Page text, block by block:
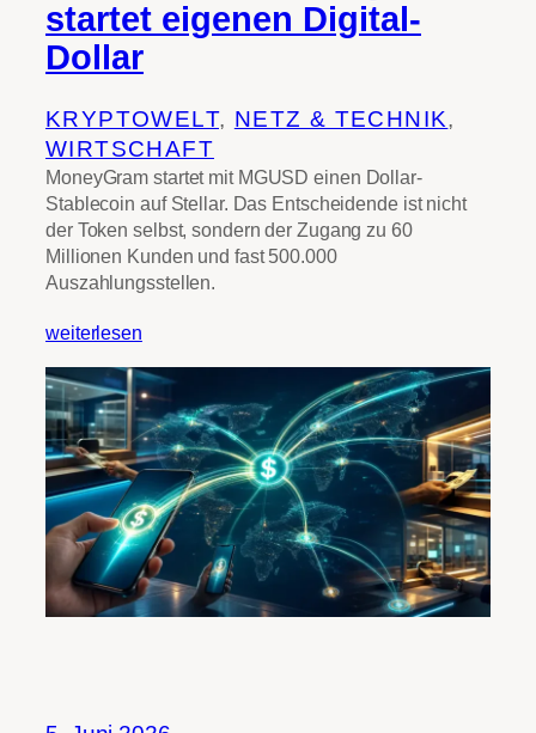
startet eigenen Digital-
Dollar
KRYPTOWELT, NETZ & TECHNIK
WIRTSCHAFT
MoneyGram startet mit MGUSD einen Dollar-
Stablecoin auf Stellar. Das Entscheidende ist nicht
der Token selbst, sondern der Zugang zu 60
Millionen Kunden und fast 500.000
Auszahlungsstellen.
weiterlesen